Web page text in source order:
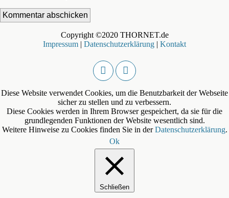
Copyright ©2020 THORNET.de
Impressum | Datenschutzerklärung | Kontakt
Diese Website verwendet Cookies, um die Benutzbarkeit der Webseite
sicher zu stellen und zu verbessern.
Diese Cookies werden in Ihrem Browser gespeichert, da sie für die
grundlegenden Funktionen der Website wesentlich sind.
Weitere Hinweise zu Cookies finden Sie in derDatenschutzerklärung.
Ok
Schließen